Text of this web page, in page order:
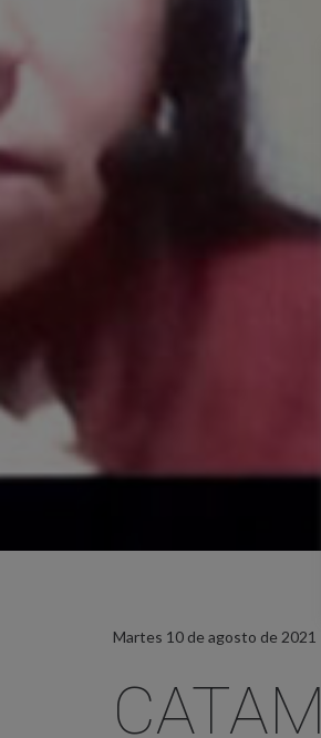
Martes 10 de agosto de 2021